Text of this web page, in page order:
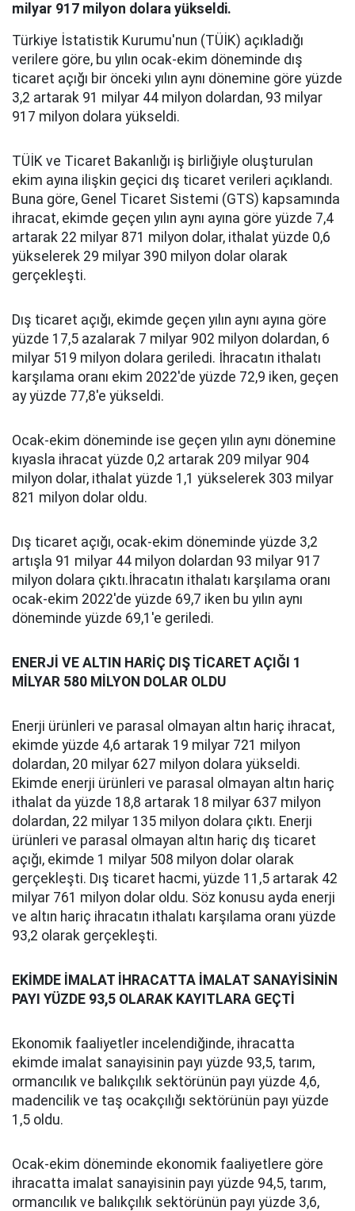
milyar 917 milyon dolara yükseldi.
Türkiye İstatistik Kurumu'nun (TÜİK) açıkladığı
verilere göre, bu yılın ocak-ekim döneminde dış
ticaret açığı bir önceki yılın aynı dönemine göre yüzde
3,2 artarak 91 milyar 44 milyon dolardan, 93 milyar
917 milyon dolara yükseldi.
TÜİK ve Ticaret Bakanlığı iş birliğiyle oluşturulan
ekim ayına ilişkin geçici dış ticaret verileri açıklandı.
Buna göre, Genel Ticaret Sistemi (GTS) kapsamında
ihracat, ekimde geçen yılın aynı ayına göre yüzde 7,4
artarak 22 milyar 871 milyon dolar, ithalat yüzde 0,6
yükselerek 29 milyar 390 milyon dolar olarak
gerçekleşti.
Dış ticaret açığı, ekimde geçen yılın aynı ayına göre
yüzde 17,5 azalarak 7 milyar 902 milyon dolardan, 6
milyar 519 milyon dolara geriledi. İhracatın ithalatı
karşılama oranı ekim 2022'de yüzde 72,9 iken, geçen
ay yüzde 77,8'e yükseldi.
Ocak-ekim döneminde ise geçen yılın aynı dönemine
kıyasla ihracat yüzde 0,2 artarak 209 milyar 904
milyon dolar, ithalat yüzde 1,1 yükselerek 303 milyar
821 milyon dolar oldu.
Dış ticaret açığı, ocak-ekim döneminde yüzde 3,2
artışla 91 milyar 44 milyon dolardan 93 milyar 917
milyon dolara çıktı.İhracatın ithalatı karşılama oranı
ocak-ekim 2022'de yüzde 69,7 iken bu yılın aynı
döneminde yüzde 69,1'e geriledi.
ENERJİ VE ALTIN HARİÇ DIŞ TİCARET AÇIĞI 1
MİLYAR 580 MİLYON DOLAR OLDU
Enerji ürünleri ve parasal olmayan altın hariç ihracat,
ekimde yüzde 4,6 artarak 19 milyar 721 milyon
dolardan, 20 milyar 627 milyon dolara yükseldi.
Ekimde enerji ürünleri ve parasal olmayan altın hariç
ithalat da yüzde 18,8 artarak 18 milyar 637 milyon
dolardan, 22 milyar 135 milyon dolara çıktı. Enerji
ürünleri ve parasal olmayan altın hariç dış ticaret
açığı, ekimde 1 milyar 508 milyon dolar olarak
gerçekleşti. Dış ticaret hacmi, yüzde 11,5 artarak 42
milyar 761 milyon dolar oldu. Söz konusu ayda enerji
ve altın hariç ihracatın ithalatı karşılama oranı yüzde
93,2 olarak gerçekleşti.
EKİMDE İMALAT İHRACATTA İMALAT SANAYİSİNİN
PAYI YÜZDE 93,5 OLARAK KAYITLARA GEÇTİ
Ekonomik faaliyetler incelendiğinde, ihracatta
ekimde imalat sanayisinin payı yüzde 93,5, tarım,
ormancılık ve balıkçılık sektörünün payı yüzde 4,6,
madencilik ve taş ocakçılığı sektörünün payı yüzde
1,5 oldu.
Ocak-ekim döneminde ekonomik faaliyetlere göre
ihracatta imalat sanayisinin payı yüzde 94,5, tarım,
ormancılık ve balıkçılık sektörünün payı yüzde 3,6,